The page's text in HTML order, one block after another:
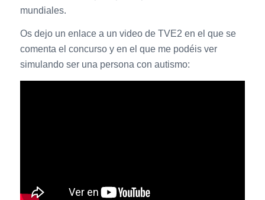
mundiales.
Os dejo un enlace a un video de TVE2 en el que se
comenta el concurso y en el que me podéis ver
simulando ser una persona con autismo: